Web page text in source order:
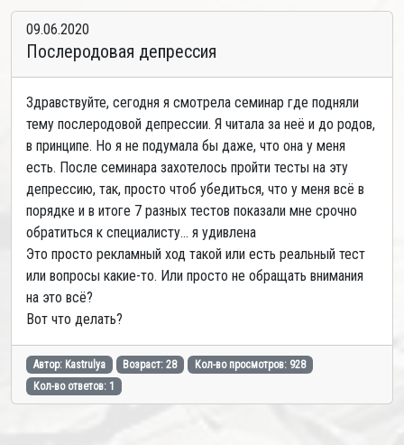
09.06.2020
Послеродовая депрессия
Здравствуйте, сегодня я смотрела семинар где подняли
тему послеродовой депрессии. Я читала за неё и до родов,
в принципе. Но я не подумала бы даже, что она у меня
есть. После семинара захотелось пройти тесты на эту
депрессию, так, просто чтоб убедиться, что у меня всё в
порядке и в итоге 7 разных тестов показали мне срочно
обратиться к специалисту... я удивлена
Это просто рекламный ход такой или есть реальный тест
или вопросы какие-то. Или просто не обращать внимания
на это всё?
Вот что делать?
Автор: Kastrulya Возраст: 28
Кол-во просмотров: 928
Кол-во ответов: 1